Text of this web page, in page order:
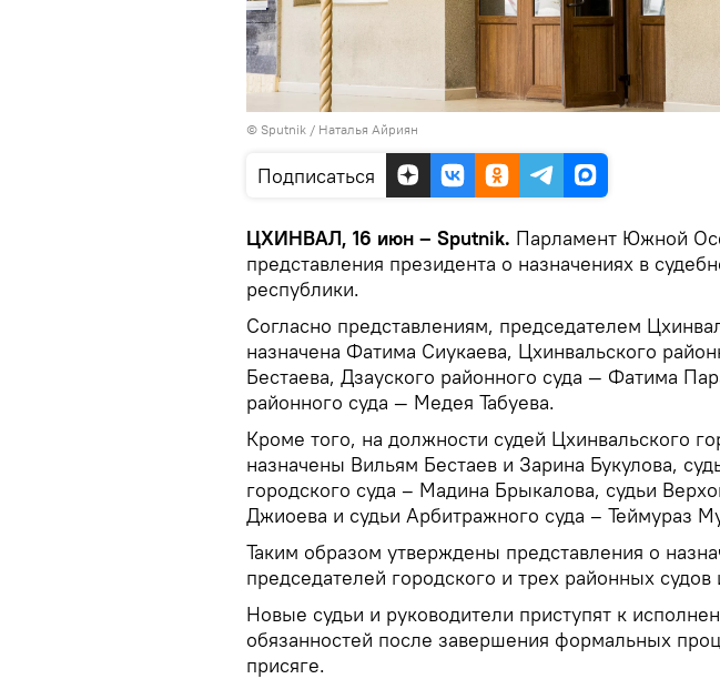
© Sputnik / Наталья Айриян
Подписаться
ЦХИНВАЛ, 16 июн – Sputnik. Парламент Южной
представления президента о назначениях в
республики.
Согласно представлениям, председателем
назначена Фатима Сиукаева, Цхинвальского
Бестаева, Дзауского районного суда — Фатима
районного суда — Медея Табуева.
Кроме того, на должности судей Цхинвальского
назначены Вильям Бестаев и Зарина Букулова,
городского суда – Мадина Брыкалова, судьи
Джиоева и судьи Арбитражного суда – Теймураз
Таким образом утверждены представления о
председателей городского и трех районных судов
Новые судьи и руководители приступят к
обязанностей после завершения формальных
присяге.